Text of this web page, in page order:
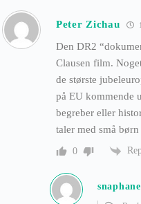
Peter Zichau
Den DR2
Clausen film.
de største
på EU kommende
begreber eller
taler med små
0